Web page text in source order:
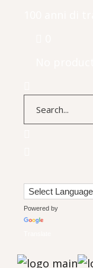
Powered by